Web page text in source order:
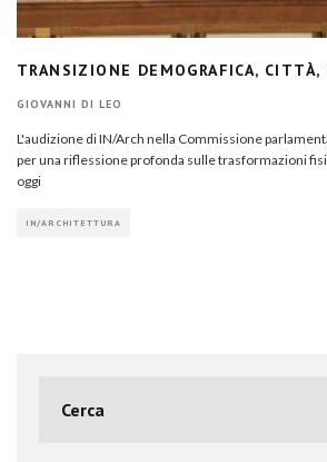
TRANSIZIONE DEMOGRAFICA,
GIOVANNI DI LEO
L'audizione di IN/Arch nella Commissione
per una riflessione profonda sulle trasformazioni
oggi
IN/ARCHITETTURA